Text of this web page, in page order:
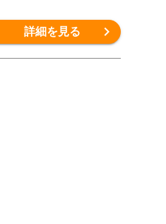
詳細を見る